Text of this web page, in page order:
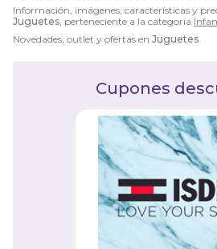
Información, imágenes, características y
Juguetes , perteneciente a la categoría
Novedades, outlet y ofertas en Juguetes
Cupones